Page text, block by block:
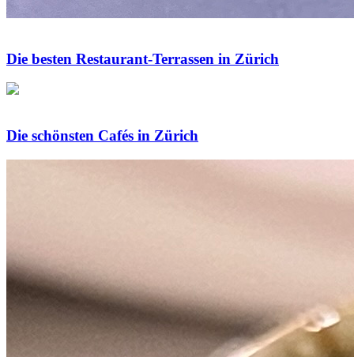
Die besten Restaurant-Terrassen in Zürich
Die schönsten Cafés in Zürich